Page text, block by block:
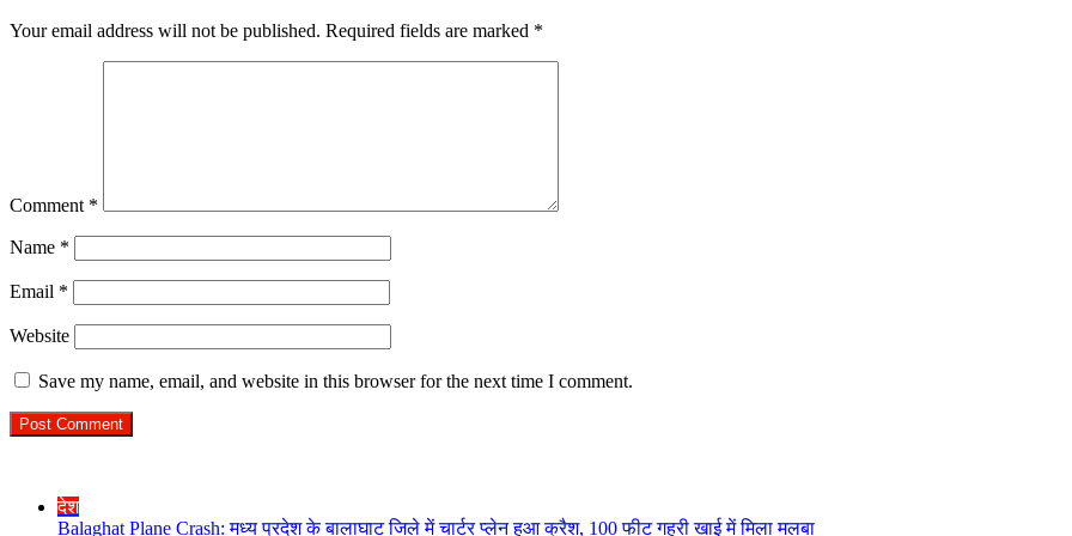
Your email address will not be published. Required fields are marked *
Comment *
Name *
Email *
Website
Save my name, email, and website in this browser for the next time I comment.
देश
Balaghat Plane Crash: मध्य प्रदेश के बालाघाट जिले में चार्टर प्लेन हुआ क्रैश, 100 फीट गहरी खाई में मिला मलबा